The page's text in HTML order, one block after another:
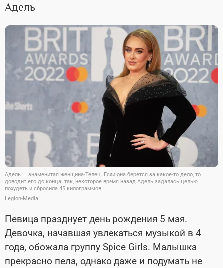
Адель
Адель — знаменитая женщина-Телец. Если она берется за какое-то дело, то
доводит его до конца: так, некоторое время назад Адель задалась целью
похудеть и сбросила 45 килограммов
Legion-Media
Певица празднует день рождения 5 мая.
Девочка, начавшая увлекаться музыкой в 4
года, обожала группу Spice Girls. Малышка
прекрасно пела, однако даже и подумать не